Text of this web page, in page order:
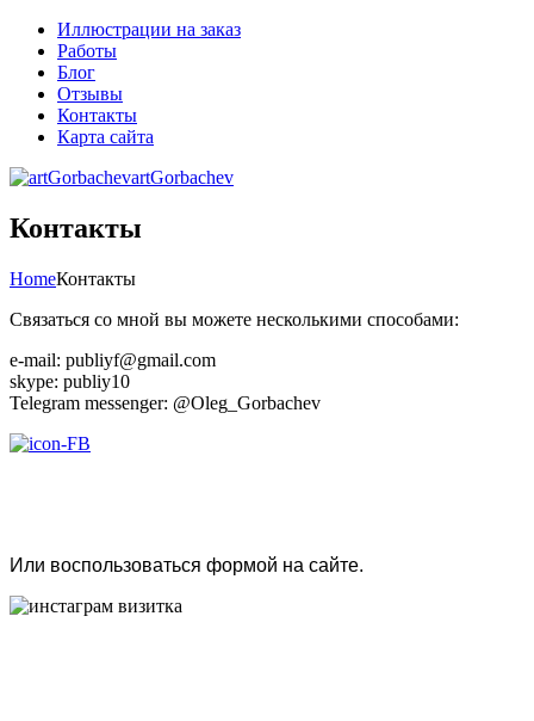
Иллюстрации на заказ
Работы
Блог
Отзывы
Контакты
Карта сайта
artGorbachev
Контакты
HomeКонтакты
Связаться со мной вы можете несколькими способами:
e-mail: publiyf@gmail.com
skype: publiy10
Telegram messenger: @Oleg_Gorbachev
Или воспользоваться формой на сайте.